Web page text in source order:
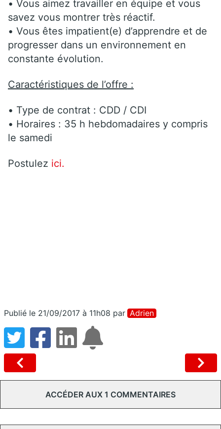
• Vous aimez travailler en équipe et vous
savez vous montrer très réactif.
• Vous êtes impatient(e) d’apprendre et de
progresser dans un environnement en
constante évolution.
Caractéristiques de l’offre :
• Type de contrat : CDD / CDI
• Horaires : 35 h hebdomadaires y compris
le samedi
Postulez ici.
Publié le 21/09/2017 à 11h08 par Adrien
ACCÉDER AUX 1 COMMENTAIRES